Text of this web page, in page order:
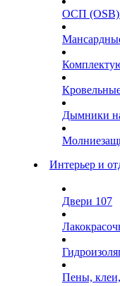
ОСП (OSB)
Дымники
Интерьер и
Двери 107
Пены,